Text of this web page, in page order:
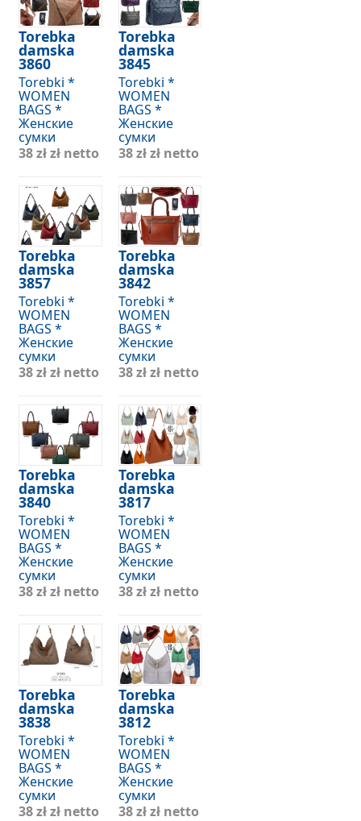
Torebka
damska
3860
Torebki *
WOMEN
BAGS *
Женские
сумки
38 złzł netto
Torebka
damska
3857
Torebki *
WOMEN
BAGS *
Женские
сумки
38 złzł netto
Torebka
damska
3845
Torebki *
WOMEN
BAGS *
Женские
сумки
38 złzł netto
Torebka
damska
3842
Torebki *
WOMEN
BAGS *
Женские
сумки
38 złzł netto
Torebka
damska
3840
Torebki *
WOMEN
BAGS *
Женские
сумки
38 złzł netto
Torebka
damska
3838
Torebki *
WOMEN
BAGS *
Женские
сумки
38 złzł netto
Torebka
damska
3817
Torebki *
WOMEN
BAGS *
Женские
сумки
38 złzł netto
Torebka
damska
3812
Torebki *
WOMEN
BAGS *
Женские
сумки
38 złzł netto